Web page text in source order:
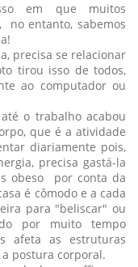
em que muitos
no entanto, sabemos
precisa se relacionar
tirou isso de todos,
ao computador ou
o trabalho acabou
que é a atividade
diariamente pois,
precisa gastá-la
obeso por conta da
é cômodo e a cada
para "beliscar" ou
por muito tempo
afeta as estruturas
postura corporal.